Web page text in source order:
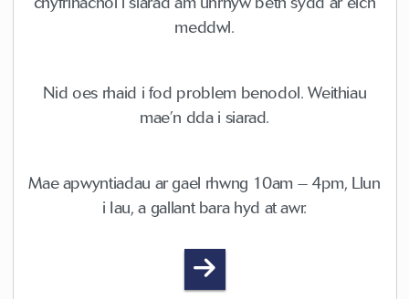
meddwl.
Nid oes rhaid i fod problem benodol. Weithiau
mae’n dda i siarad.
Mae apwyntiadau ar gael rhwng 10am – 4pm, Llun
i Iau, a gallant bara hyd at awr.
Y Gwasanaeth Gwrando